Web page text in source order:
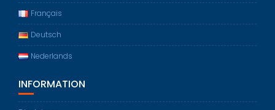
Français
Deutsch
Nederlands
INFORMATION